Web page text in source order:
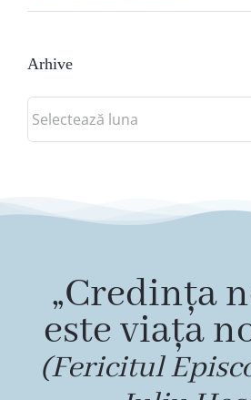
Arhive
Arhive
„Credința
este viața
(Fericitul